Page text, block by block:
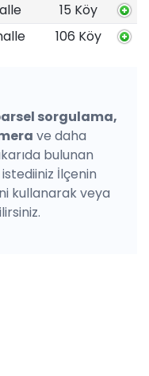
15 Köy
106 Köy
sorgulama,
ve daha
bulunan
İlçenin
kullanarak veya